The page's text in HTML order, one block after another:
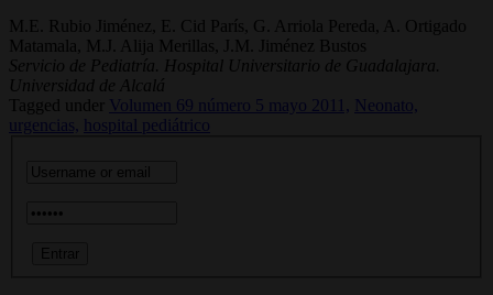
M.E. Rubio Jiménez, E. Cid París, G. Arriola Pereda, A. Ortigado
Matamala, M.J. Alija Merillas, J.M. Jiménez Bustos
Servicio de Pediatría. Hospital Universitario de Guadalajara.
Universidad de Alcalá
Tagged under
Volumen 69 número 5 mayo 2011,
Neonato,
urgencias,
hospital pediátrico